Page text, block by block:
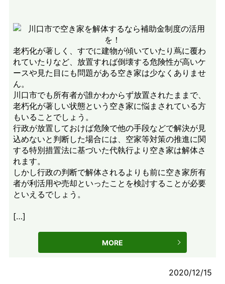
老朽化が著しく、すでに建物が傾いていたり蔦に覆わ
れていたりなど、放置すれば倒壊する危険性が高いケ
ースや見た目にも問題がある空き家は少なくありませ
ん。
川口市でも所有者が誰かわからず放置されたままで、
老朽化が著しい状態という空き家に悩まされている方
もいることでしょう。
行政が放置しておけば危険で他の手段などで解決が見
込めないと判断した場合には、空家等対策の推進に関
する特別措置法に基づいた代執行より空き家は解体さ
れます。
しかし行政の判断で解体されるよりも前に空き家所有
者が利活用や売却といったことを検討することが必要
といえるでしょう。
[…]
MORE
2020/12/15